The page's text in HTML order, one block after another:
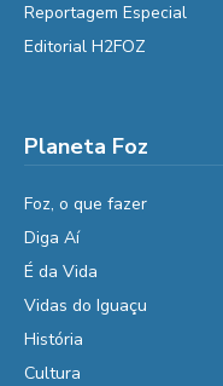
Reportagem Especial
Editorial H2FOZ
Planeta Foz
Foz, o que fazer
Diga Aí
É da Vida
Vidas do Iguaçu
História
Cultura